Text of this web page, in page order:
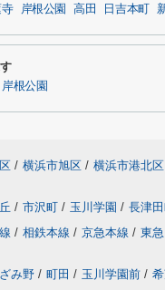
岸根公園 高田 日吉本町
岸根公園
/ 横浜市旭区 / 横浜市港北区
/ 市沢町 / 玉川学園 / 長津
/ 相鉄本線 / 京急本線 / 東
み野 / 町田 / 玉川学園前 /